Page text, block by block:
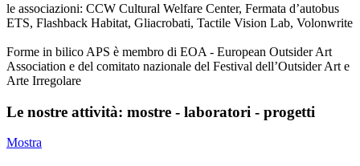
le associazioni: CCW Cultural Welfare Center, Fermata d’autobus
ETS, Flashback Habitat, Gliacrobati, Tactile Vision Lab, Volonwrite
Forme in bilico APS è membro di EOA - European Outsider Art
Association e del comitato nazionale del Festival dell’Outsider Art e
Arte Irregolare
Le nostre attività: mostre - laboratori - progetti
Mostra